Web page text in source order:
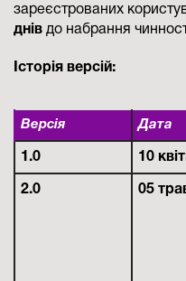
зареєстрованих
днів до набрання
Історія версій:
Версія Дата
1.0 10
2.0 05